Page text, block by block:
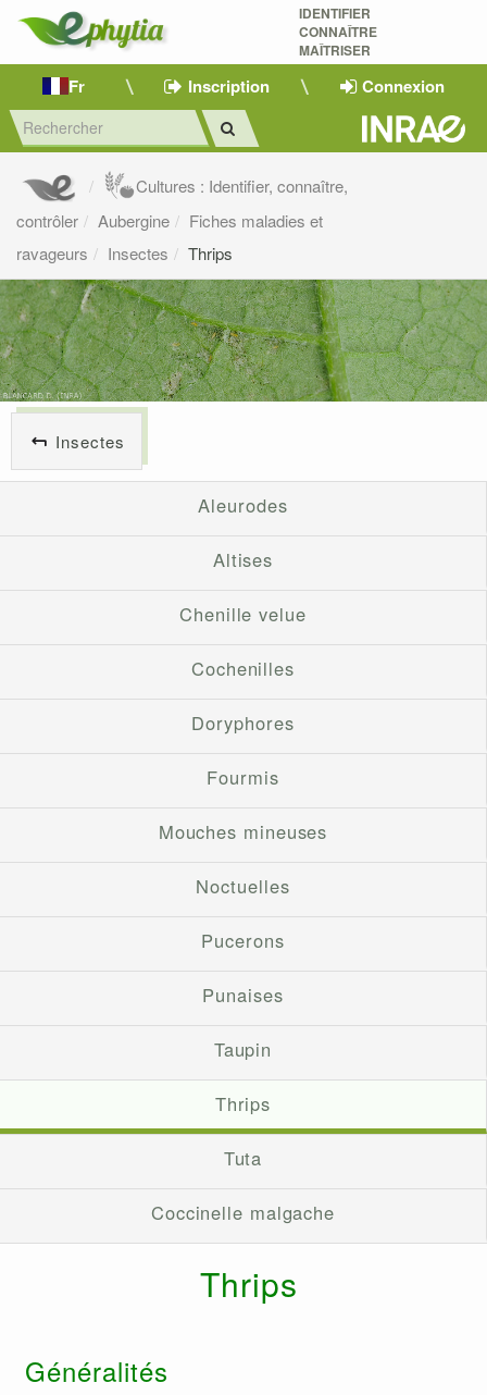
IDENTIFIER
CONNAÎTRE
MAÎTRISER
Fr Inscription Connexion
Cultures : Identifier, connaître,
contrôler
Aubergine
Fiches maladies et
ravageurs
Insectes Thrips
Insectes
Aleurodes
Altises
Chenille velue
Cochenilles
Doryphores
Fourmis
Mouches mineuses
Noctuelles
Pucerons
Punaises
Taupin
Thrips
Tuta
Coccinelle malgache
Thrips
Généralités